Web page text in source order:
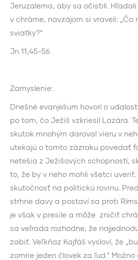
Jeruzalema, aby sa očistili.
v chráme, navzájom si vraveli: „Čo
sviatky?“
Jn 11,45-56
Zamyslenie:
Dnešné evanjelium hovorí o
po tom, čo Ježiš vzkriesil Lazára.
skutok mnohým daroval vieru v
utekajú o tomto zázraku povedať
netešia z Ježišových schopností,
to, že by v neho mohli všetci
skutočnosť na politickú rovinu.
strhne davy a postaví sa proti
je však v presile a môže zničiť
sa veľrada rozhodne, že
zabiť. Veľkňaz Kajfáš vysloví, že
zomrie jeden človek za ľud.“